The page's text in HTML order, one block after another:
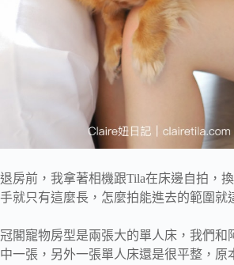
退房前，我拿著相機跟Tila在床邊自拍，
手就只有這麼長，怎麼拍能進去的範圍就
冠閣寵物房型是兩張大的單人床，我們和
中一張，另外一張單人床還是很平整，原